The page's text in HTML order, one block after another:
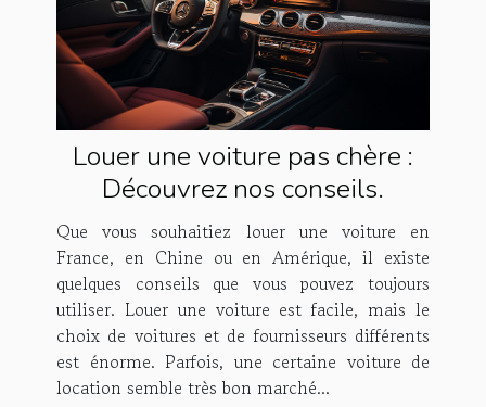
Louer une voiture pas chère :
Découvrez nos conseils.
Que vous souhaitiez louer une voiture en
France, en Chine ou en Amérique, il existe
quelques conseils que vous pouvez toujours
utiliser. Louer une voiture est facile, mais le
choix de voitures et de fournisseurs différents
est énorme. Parfois, une certaine voiture de
location semble très bon marché...